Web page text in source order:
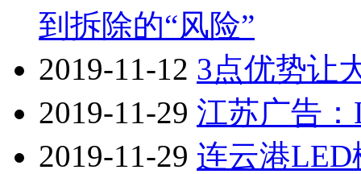
到拆除的“风险”
2019-11-12 3点优势让
2019-11-29 江苏广告
2019-11-29 连云港